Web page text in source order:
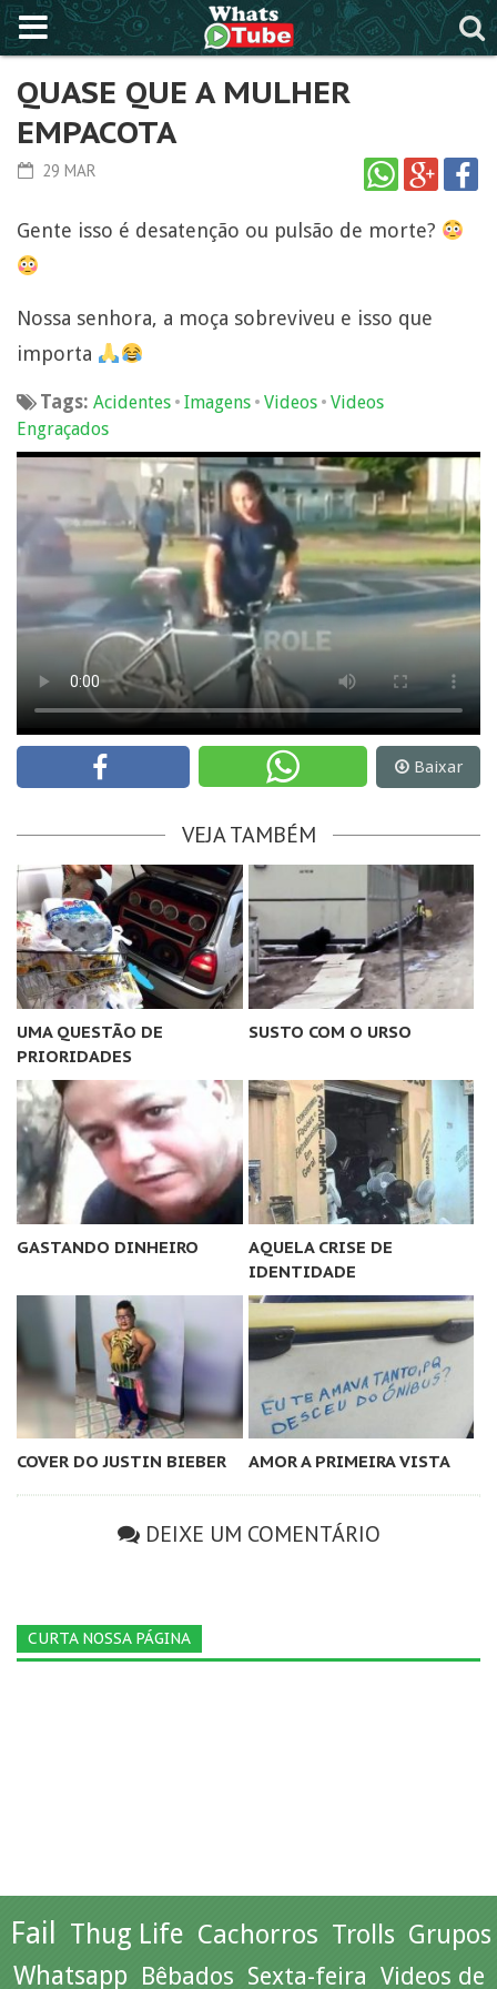
QUASE QUE A MULHER
EMPACOTA
29 MAR
Gente isso é desatenção ou pulsão de morte?
Nossa senhora, a moça sobreviveu e isso que
importa
Tags: Acidentes • Imagens • Videos • Videos
Engraçados
Baixar
VEJA TAMBÉM
UMA QUESTÃO DE
PRIORIDADES
SUSTO COM O URSO
GASTANDO DINHEIRO
AQUELA CRISE DE
IDENTIDADE
COVER DO JUSTIN BIEBER AMOR A PRIMEIRA VISTA
DEIXE UM COMENTÁRIO
CURTA NOSSA PÁGINA
Fail Thug Life Cachorros Trolls Grupos
Whatsapp Bêbados Sexta-feira Videos de